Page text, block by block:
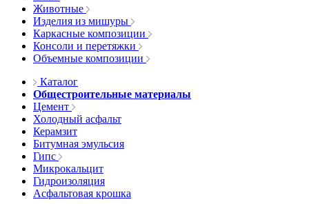
Животные
Изделия из мишуры
Каркасные композиции
Консоли и перетяжки
Объемные композиции
Каталог
Общестроительные материалы
Цемент
Холодный асфальт
Керамзит
Битумная эмульсия
Гипс
Микрокальцит
Гидроизоляция
Асфальтовая крошка